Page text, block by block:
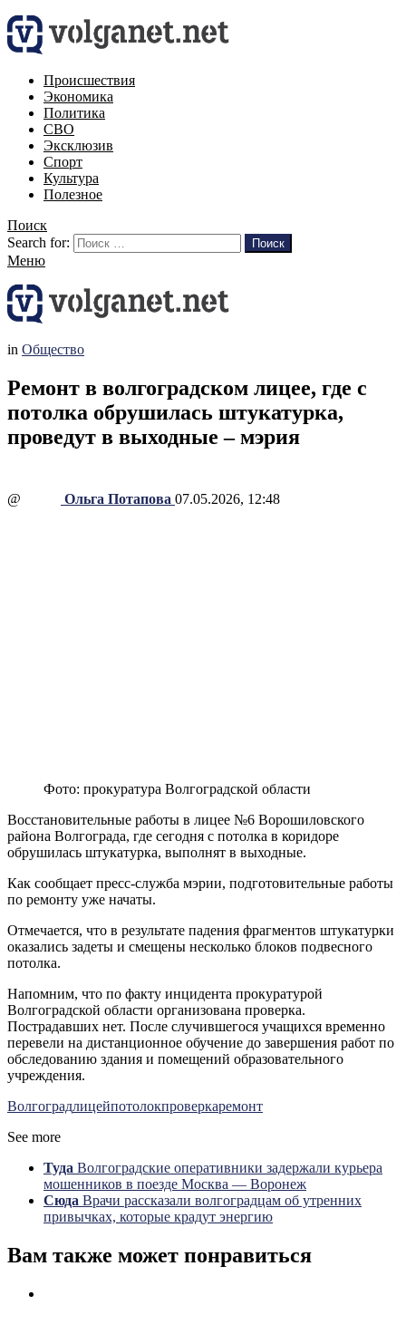
Происшествия
Экономика
Политика
СВО
Эксклюзив
Спорт
Культура
Полезное
Поиск
Search for:
Поиск
Меню
in Общество
Ремонт в волгоградском лицее, где с
потолка обрушилась штукатурка,
проведут в выходные – мэрия
@ Ольга Потапова 07.05.2026, 12:48
Фото: прокуратура Волгоградской области
Восстановительные работы в лицее №6 Ворошиловского
района Волгограда, где сегодня с потолка в коридоре
обрушилась штукатурка, выполнят в выходные.
Как сообщает пресс-служба мэрии, подготовительные работы
по ремонту уже начаты.
Отмечается, что в результате падения фрагментов штукатурки
оказались задеты и смещены несколько блоков подвесного
потолка.
Напомним, что по факту инцидента прокуратурой
Волгоградской области организована проверка.
Пострадавших нет. После случившегося учащихся временно
перевели на дистанционное обучение до завершения работ по
обследованию здания и помещений образовательного
учреждения.
Волгоградлицейпотолокпроверкаремонт
See more
Туда Волгоградские оперативники задержали курьера
мошенников в поезде Москва — Воронеж
Сюда Врачи рассказали волгоградцам об утренних
привычках, которые крадут энергию
Вам также может понравиться